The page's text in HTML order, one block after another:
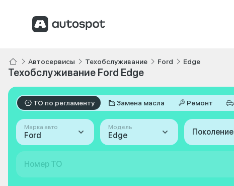
Автосервисы Техобслуживание Ford Edge
Техобслуживание Ford Edge
ТО по регламенту Замена масла Ремонт
Марка авто
Ford
Модель
Edge Поколение
Номер ТО